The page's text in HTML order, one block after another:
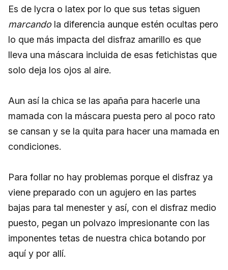
Es de lycra o latex por lo que sus tetas siguen
marcandola diferencia aunque estén ocultas pero
lo que más impacta del disfraz amarillo es que
lleva una máscara incluida de esas fetichistas que
solo deja los ojos al aire.
Aun así la chica se las apaña para hacerle una
mamada con la máscara puesta pero al poco rato
se cansan y se la quita para hacer una mamada en
condiciones.
Para follar no hay problemas porque el disfraz ya
viene preparado con un agujero en las partes
bajas para tal menester y así, con el disfraz medio
puesto, pegan un polvazo impresionante con las
imponentes tetas de nuestra chica botando por
aquí y por allí.